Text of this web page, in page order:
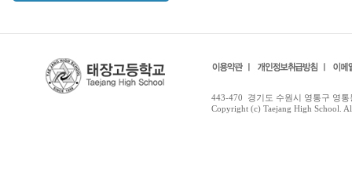
443-470 경기도 수원시 영통구 영
Copyright (c) Taejang High School.